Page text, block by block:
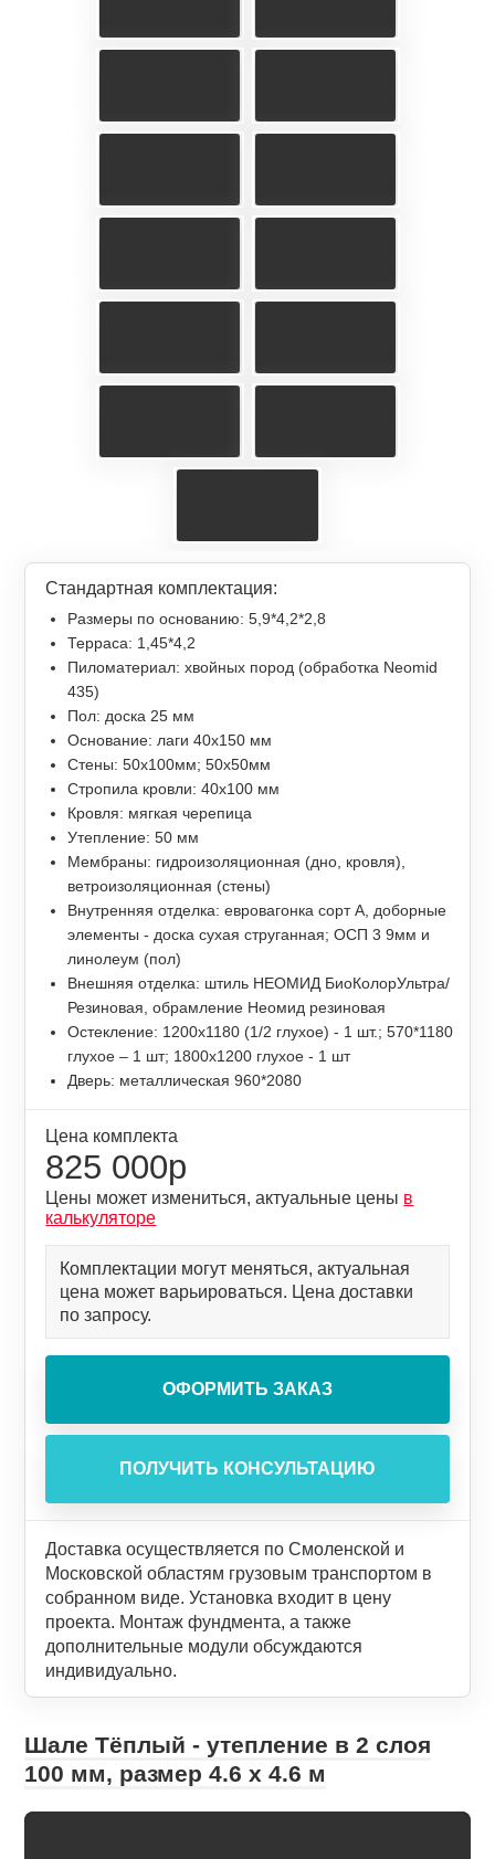
Стандартная комплектация:
Размеры по основанию: 5,9*4,2*2,8
Терраса: 1,45*4,2
Пиломатериал: хвойных пород (обработка Neomid
435)
Пол: доска 25 мм
Основание: лаги 40х150 мм
Стены: 50х100мм; 50х50мм
Стропила кровли: 40х100 мм
Кровля: мягкая черепица
Утепление: 50 мм
Мембраны: гидроизоляционная (дно, кровля),
ветроизоляционная (стены)
Внутренняя отделка: евровагонка сорт А, доборные
элементы - доска сухая струганная; ОСП 3 9мм и
линолеум (пол)
Внешняя отделка: штиль НЕОМИД БиоКолорУльтра/
Резиновая, обрамление Неомид резиновая
Остекление: 1200х1180 (1/2 глухое) - 1 шт.; 570*1180
глухое – 1 шт; 1800х1200 глухое - 1 шт
Дверь: металлическая 960*2080
Цена комплекта
825 000р
Цены может измениться, актуальные цены в
калькуляторе
Комплектации могут меняться, актуальная
цена может варьироваться. Цена доставки
по запросу.
Доставка осуществляется по Смоленской и
Московской областям грузовым транспортом в
собранном виде. Установка входит в цену
проекта. Монтаж фундмента, а также
дополнительные модули обсуждаются
индивидуально.
Шале Тёплый - утепление в 2 слоя
100 мм, размер 4.6 х 4.6 м